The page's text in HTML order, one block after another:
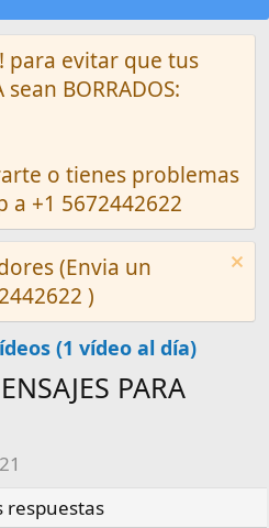
!! para evitar que tus
sean BORRADOS:
o tienes problemas
a +1 5672442622
(Envia un
)
(1 vídeo al día)
PARA
respuestas